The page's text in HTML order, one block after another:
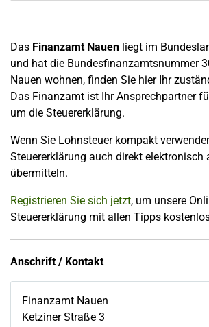
Das Finanzamt Nauen liegt im
und hat die Bundesfinanzamtsnummer
Nauen wohnen, finden Sie hier Ihr
Das Finanzamt ist Ihr Ansprechpartner
um die Steuererklärung.
Wenn Sie Lohnsteuer kompakt
Steuererklärung auch direkt elektronisch
übermitteln.
Registrieren Sie sich jetzt, um unsere
Steuererklärung mit allen Tipps
Anschrift / Kontakt
Finanzamt Nauen
Ketziner Straße 3